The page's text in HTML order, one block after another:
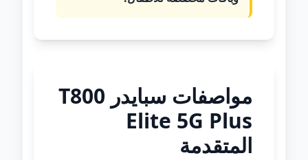
مواصفات سبايدر T800
Elite 5G Plus
المتقدمة